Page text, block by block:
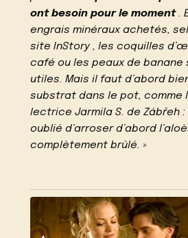
ont besoin pour le moment.
engrais minéraux achetés,
site InStory , les coquilles
café ou les peaux de
utiles. Mais il faut d’abord
substrat dans le pot, comme
lectrice Jarmila S. de Zábřeh :
oublié d’arroser d’abord
complètement brûlé. »